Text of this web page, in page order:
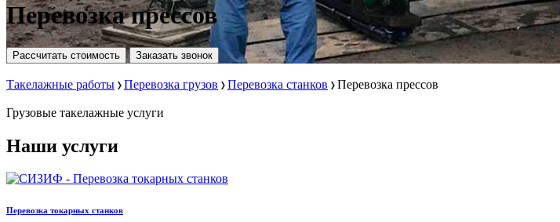
Перевозка прессов
Рассчитать стоимость Заказать звонок
Такелажные работы Перевозка грузов Перевозка станков Перевозка прессов
Грузовые такелажные услуги
Наши услуги
Перевозка токарных станков